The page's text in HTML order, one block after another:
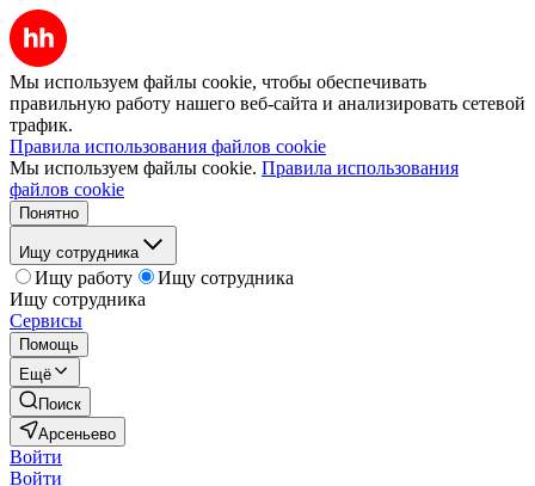
Мы используем файлы cookie, чтобы обеспечивать
правильную работу нашего веб-сайта и анализировать сетевой
трафик.
Правила использования файлов cookie
Мы используем файлы cookie. Правила использования
файлов cookie
Понятно
Ищу сотрудника
Ищу работу
Ищу сотрудника
Ищу сотрудника
Сервисы
Помощь
Ещё
Поиск
Арсеньево
Войти
Войти